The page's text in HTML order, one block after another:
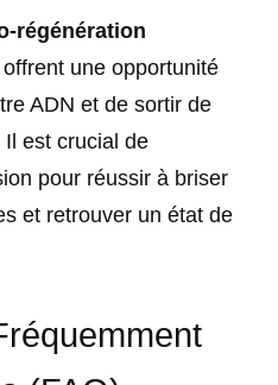
régénération
une opportunité
ADN et de sortir de
est crucial de
pour réussir à briser
et retrouver un état de